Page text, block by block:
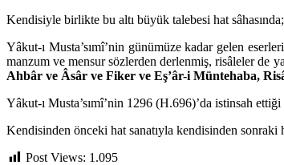
Kendisiyle birlikte bu altı büyük talebesi hat
Yâkut-ı Musta’sımî’nin günümüze kadar gelen
manzum ve mensur sözlerden derlenmiş, risâleler de
Ahbâr ve Âsâr ve Fiker ve Eş’âr-i Müntehaba,
Yâkut-ı Musta’sımî’nin 1296 (H.696)’da istinsah ettiği
Kendisinden önceki hat sanatıyla kendisinden sonraki
Post Views: 1.095